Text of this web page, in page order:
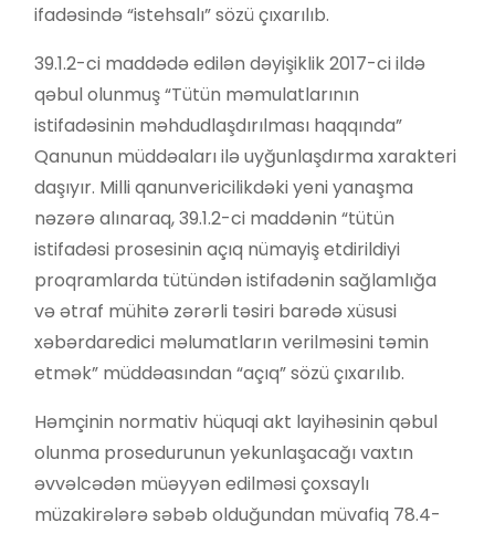
ifadəsində “istehsalı” sözü çıxarılıb.
39.1.2-ci maddədə edilən dəyişiklik 2017-ci ildə
qəbul olunmuş “Tütün məmulatlarının
istifadəsinin məhdudlaşdırılması haqqında”
Qanunun müddəaları ilə uyğunlaşdırma xarakteri
daşıyır. Milli qanunvericilikdəki yeni yanaşma
nəzərə alınaraq, 39.1.2-ci maddənin “tütün
istifadəsi prosesinin açıq nümayiş etdirildiyi
proqramlarda tütündən istifadənin sağlamlığa
və ətraf mühitə zərərli təsiri barədə xüsusi
xəbərdaredici məlumatların verilməsini təmin
etmək” müddəasından “açıq” sözü çıxarılıb.
Həmçinin normativ hüquqi akt layihəsinin qəbul
olunma prosedurunun yekunlaşacağı vaxtın
əvvəlcədən müəyyən edilməsi çoxsaylı
müzakirələrə səbəb olduğundan müvafiq 78.4-